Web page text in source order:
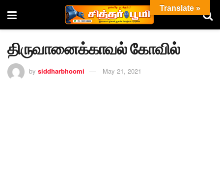
திருவானைக்காவல் கோவில்
by siddharbhoomi May 21, 2021
Translate »